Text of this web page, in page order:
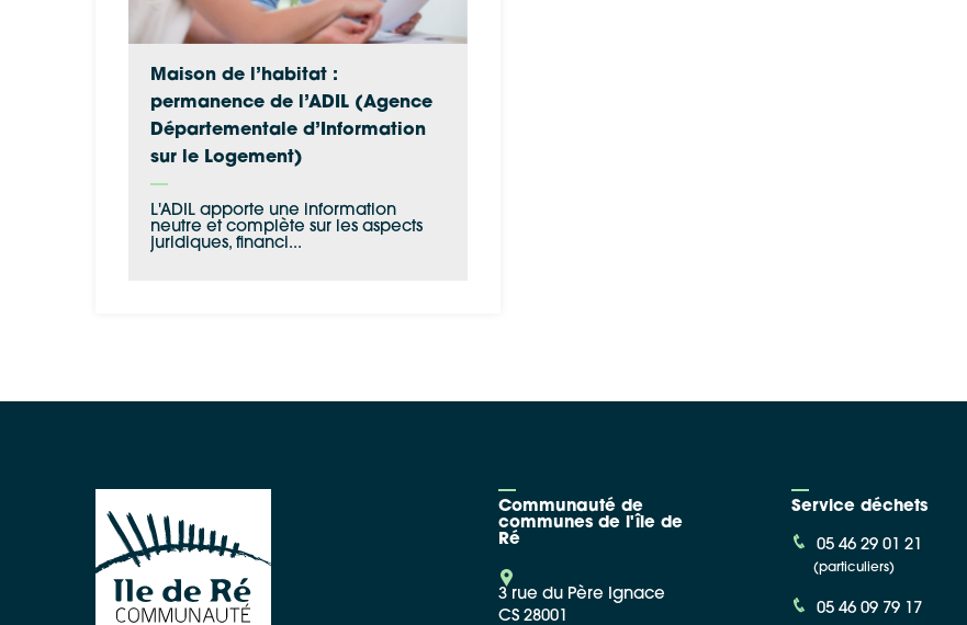
Maison de l’habitat :
permanence de l’ADIL (Agence
Départementale d’Information
sur le Logement)
L'ADIL apporte une information
neutre et complète sur les aspects
juridiques, financi...
Communauté de
communes de l'île de
Ré
3 rue du Père Ignace
CS 28001
Service déchets
05 46 29 01 21
(particuliers)
05 46 09 79 17